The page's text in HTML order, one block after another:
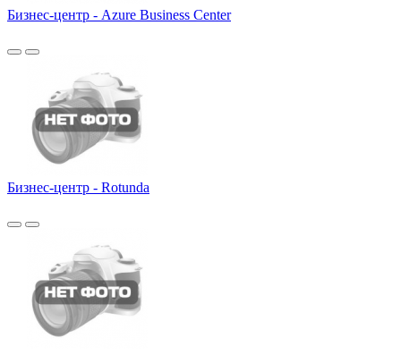
Бизнес-центр - Azure Business Center
Бизнес-центр - Rotunda